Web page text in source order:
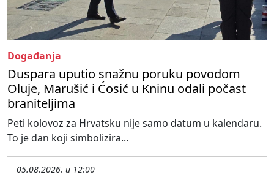
Događanja
Duspara uputio snažnu poruku povodom
Oluje, Marušić i Ćosić u Kninu odali počast
braniteljima
Peti kolovoz za Hrvatsku nije samo datum u kalendaru.
To je dan koji simbolizira...
05.08.2026. u 12:00